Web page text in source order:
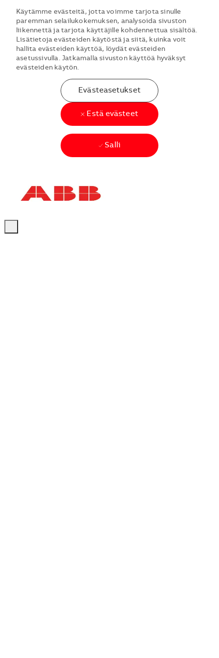
Käytämme evästeitä, jotta voimme tarjota sinulle
paremman selailukokemuksen, analysoida sivuston
liikennettä ja tarjota käyttäjille kohdennettua sisältöä.
Lisätietoja evästeiden käytöstä ja siitä, kuinka voit
hallita evästeiden käyttöä, löydät evästeiden
asetussivulla. Jatkamalla sivuston käyttöä hyväksyt
evästeiden käytön.
Evästeasetukset
Estä evästeet
Salli